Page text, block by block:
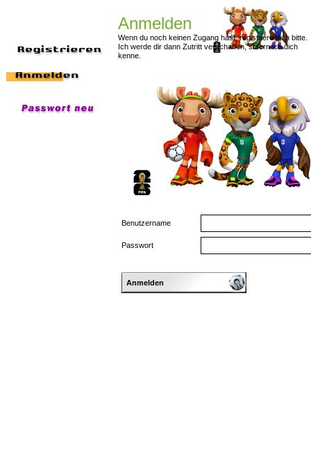
Anmelden
Wenn du noch keinen Zugang hast, registriere dich bitte.
Ich werde dir dann Zutritt verschaffen, sofern ich dich
kenne.
Benutzername
Passwort